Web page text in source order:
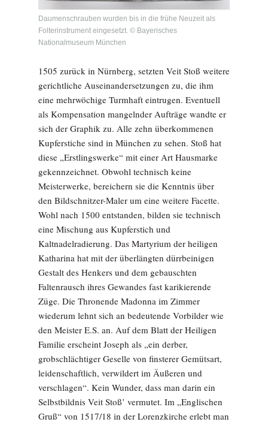
Daumenschrauben wurden bis in die frühe Neuzeit als
Folterinstrument eingesetzt. © Bayerisches
Nationalmuseum München
1505 zurück in Nürnberg, setzten Veit Stoß weitere
gerichtliche Auseinandersetzungen zu, die ihm
eine mehrwöchige Turmhaft eintrugen. Eventuell
als Kompensation mangelnder Aufträge wandte er
sich der Graphik zu. Alle zehn überkommenen
Kupferstiche sind in München zu sehen. Stoß hat
diese „Erstlingswerke“ mit einer Art Hausmarke
gekennzeichnet. Obwohl technisch keine
Meisterwerke, bereichern sie die Kenntnis über
den Bildschnitzer-Maler um eine weitere Facette.
Wohl nach 1500 entstanden, bilden sie technisch
eine Mischung aus Kupferstich und
Kaltnadelradierung. Das Martyrium der heiligen
Katharina hat mit der überlängten dürrbeinigen
Gestalt des Henkers und dem gebauschten
Faltenrausch ihres Gewandes fast karikierende
Züge. Die Thronende Madonna im Zimmer
wiederum lehnt sich an bedeutende Vorbilder wie
den Meister E.S. an. Auf dem Blatt der Heiligen
Familie erscheint Joseph als „ein derber,
grobschlächtiger Geselle von finsterer Gemütsart,
leidenschaftlich, verwildert im Äußeren und
verschlagen“. Kein Wunder, dass man darin ein
Selbstbildnis Veit Stoß’ vermutet. Im „Englischen
Gruß“ von 1517/18 in der Lorenzkirche erlebt man